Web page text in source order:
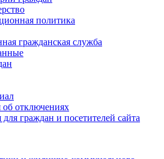
политика
гражданская служба
отключениях
граждан и посетителей сайта